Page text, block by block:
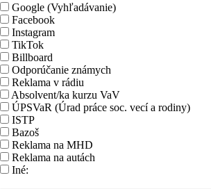
Google (Vyhľadávanie)
Facebook
Instagram
TikTok
Billboard
Odporúčanie známych
Reklama v rádiu
Absolvent/ka kurzu VaV
ÚPSVaR (Úrad práce soc. vecí a rodiny)
ISTP
Bazoš
Reklama na MHD
Reklama na autách
Iné: